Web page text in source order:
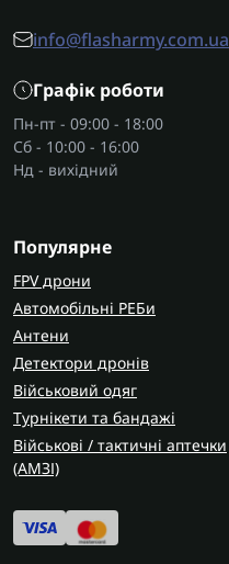
info@flasharmy.com.ua
Графік роботи
Пн-пт - 09:00 - 18:00
Сб - 10:00 - 16:00
Нд - вихідний
Популярне
FPV дрони
Автомобільні РЕБи
Антени
Детектори дронів
Військовий одяг
Турнікети та бандажі
Військові / тактичні аптечки
(AMЗІ)